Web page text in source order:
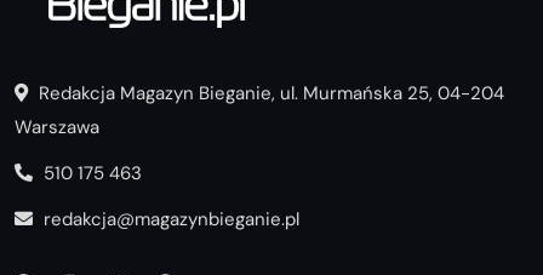
Redakcja Magazyn Bieganie, ul. Murmańska 25, 04-204
Warszawa
510 175 463
redakcja@magazynbieganie.pl